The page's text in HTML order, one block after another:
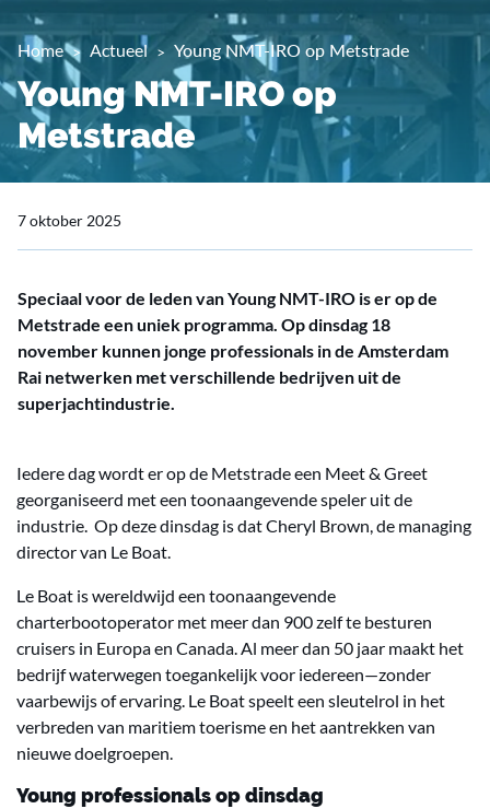
Home Actueel Young NMT-IRO op Metstrade
Young NMT-IRO op
Metstrade
7 oktober 2025
Speciaal voor de leden van Young NMT-IRO is er op de
Metstrade een uniek programma. Op dinsdag 18
november kunnen jonge professionals in de Amsterdam
Rai netwerken met verschillende bedrijven uit de
superjachtindustrie.
Iedere dag wordt er op de Metstrade een Meet & Greet
georganiseerd met een toonaangevende speler uit de
industrie. Op deze dinsdag is dat Cheryl Brown, de managing
director van Le Boat.
Le Boat is wereldwijd een toonaangevende
charterbootoperator met meer dan 900 zelf te besturen
cruisers in Europa en Canada. Al meer dan 50 jaar maakt het
bedrijf waterwegen toegankelijk voor iedereen—zonder
vaarbewijs of ervaring. Le Boat speelt een sleutelrol in het
verbreden van maritiem toerisme en het aantrekken van
nieuwe doelgroepen.
Young professionals op dinsdag